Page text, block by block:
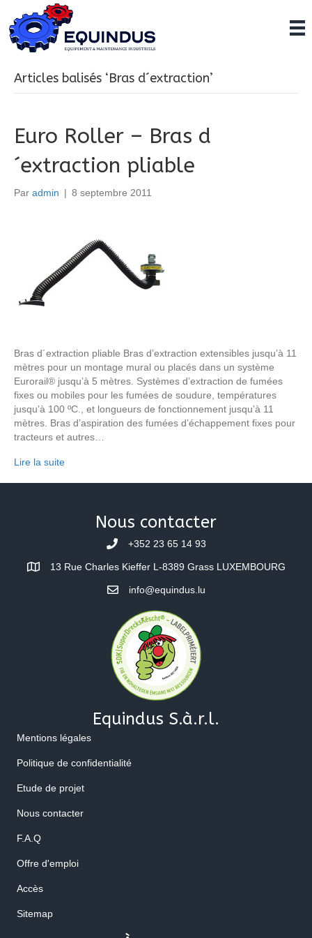
Articles balisés ‘Bras d´extraction’
Euro Roller – Bras d
´extraction pliable
Par admin | 8 septembre 2011
Bras d´extraction pliable Bras d’extraction extensibles jusqu’à 11
mètres pour un montage mural ou placés dans un système
Eurorail® jusqu’à 5 mètres. Systèmes d’extraction de fumées
fixes ou mobiles pour les fumées de soudure, températures
jusqu’à 100 ºC., et longueurs de fonctionnement jusqu’à 11
mètres. Bras d’aspiration des fumées d’échappement fixes pour
tracteurs et autres…
Lire la suite
Nous contacter
+352 23 65 14 93
13 Rue Charles Kieffer L-8389 Grass LUXEMBOURG
info@equindus.lu
Equindus S.à.r.l.
Mentions légales
Politique de confidentialité
Etude de projet
Nous contacter
F.A.Q
Offre d'emploi
Accès
Sitemap